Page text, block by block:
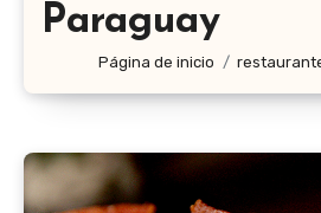
Paraguay
Página de inicio